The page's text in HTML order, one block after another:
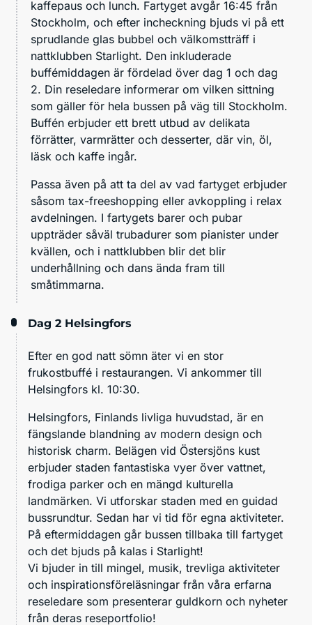
kaffepaus och lunch. Fartyget avgår 16:45 från
Stockholm, och efter incheckning bjuds vi på ett
sprudlande glas bubbel och välkomstträff i
nattklubben Starlight. Den inkluderade
buffémiddagen är fördelad över dag 1 och dag
2. Din reseledare informerar om vilken sittning
som gäller för hela bussen på väg till Stockholm.
Buffén erbjuder ett brett utbud av delikata
förrätter, varmrätter och desserter, där vin, öl,
läsk och kaffe ingår.
Passa även på att ta del av vad fartyget erbjuder
såsom tax-freeshopping eller avkoppling i relax
avdelningen. I fartygets barer och pubar
uppträder såväl trubadurer som pianister under
kvällen, och i nattklubben blir det blir
underhållning och dans ända fram till
småtimmarna.
Dag 2 Helsingfors
Efter en god natt sömn äter vi en stor
frukostbuffé i restaurangen. Vi ankommer till
Helsingfors kl. 10:30.
Helsingfors, Finlands livliga huvudstad, är en
fängslande blandning av modern design och
historisk charm. Belägen vid Östersjöns kust
erbjuder staden fantastiska vyer över vattnet,
frodiga parker och en mängd kulturella
landmärken. Vi utforskar staden med en guidad
bussrundtur. Sedan har vi tid för egna aktiviteter.
På eftermiddagen går bussen tillbaka till fartyget
och det bjuds på kalas i Starlight!
Vi bjuder in till mingel, musik, trevliga aktiviteter
och inspirationsföreläsningar från våra erfarna
reseledare som presenterar guldkorn och nyheter
från deras reseportfolio!